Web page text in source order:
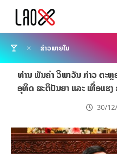
ຂ່າວພາຍໃນ
ທ່ານ ພັນຄຳ ວິພາວັນ ກ່າວ ຕະ
ອຸທິດ ສະຕິປັນຍາ ແລະ ເຫື່ອແຮ
30/